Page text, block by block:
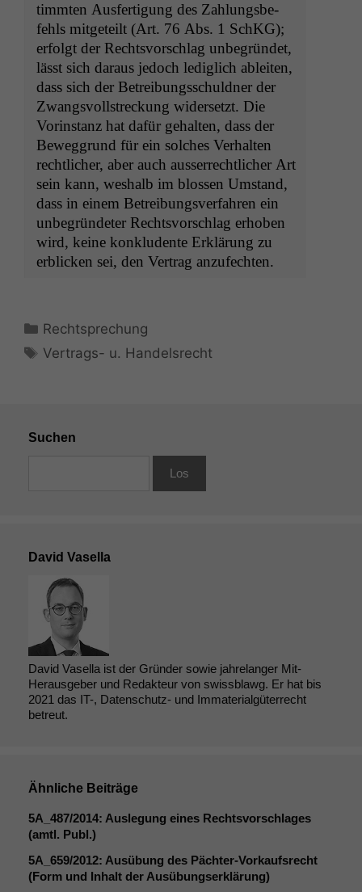
timmten Aus­fer­ti­gung des Zahlungs­be­
fehls mit­geteilt (Art. 76 Abs. 1 SchKG);
erfol­gt der Rechtsvorschlag unbe­grün­det,
lässt sich daraus jedoch lediglich ableit­en,
dass sich der Betrei­bungss­chuld­ner der
Zwangsvoll­streck­ung wider­set­zt. Die
Vorin­stanz hat dafür gehal­ten, dass der
Beweg­grund für ein solch­es Ver­hal­ten
rechtlich­er, aber auch ausser­rechtlich­er Art
sein kann, weshalb im blossen Umstand,
dass in einem Betrei­bungsver­fahren ein
unbe­grün­de­ter Rechtsvorschlag erhoben
wird, keine kon­klu­dente Erk­lärung zu
erblick­en sei, den Ver­trag anzufechten.
Kategorien
Rechtsprechung
Schlagwörter
Vertrags- u. Handelsrecht
Suchen
David Vasella
David Vasella ist der Gründer sowie jahrelanger Mit-
Herausgeber und Redakteur von swissblawg. Er hat bis
2021 das IT-, Datenschutz- und Immaterialgüterrecht
betreut.
Ähnliche Beiträge
5A_487/2014: Auslegung eines Rechtsvorschlages
(amtl. Publ.)
5A_659/2012: Ausübung des Pächter-Vorkaufsrecht
(Form und Inhalt der Ausübungserklärung)